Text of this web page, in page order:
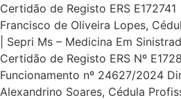
Certidão de Registo ERS
Francisco de Oliveira Lopes,
| Sepri Ms – Medicina Em
Certidão de Registo ERS Nº
Funcionamento nº 24627/2024
Alexandrino Soares, Cédula